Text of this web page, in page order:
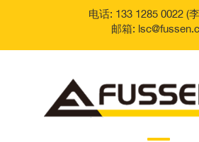
电话: 133 1285 0022 (
邮箱: